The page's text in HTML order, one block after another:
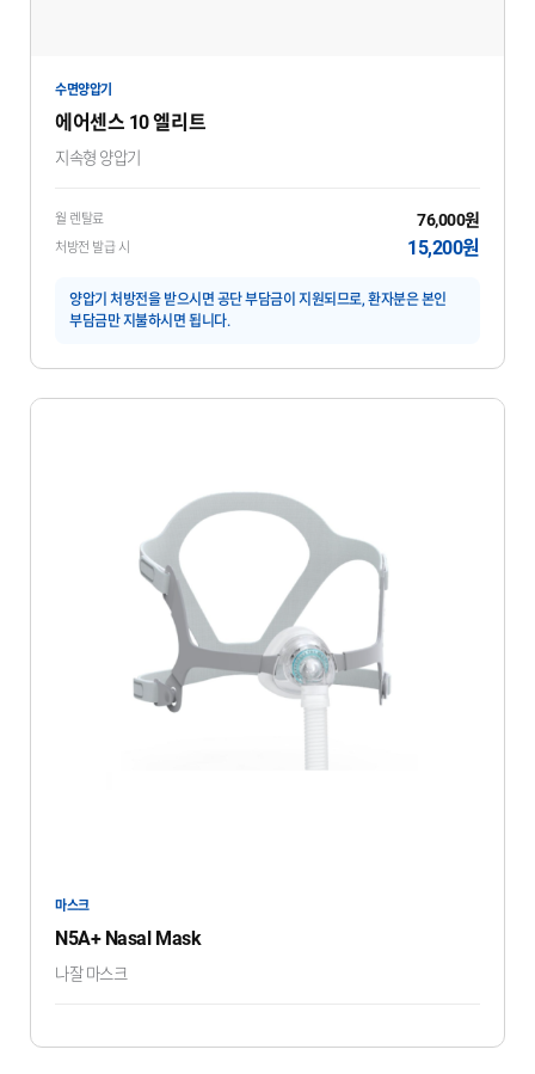
수면양압기
에어센스 10 엘리트
지속형 양압기
월 렌탈료 76,000원
처방전 발급 시 15,200원
양압기 처방전을 받으시면 공단 부담금이 지원되므로, 환자분은 본인
부담금만 지불하시면 됩니다.
마스크
N5A+ Nasal Mask
나잘 마스크